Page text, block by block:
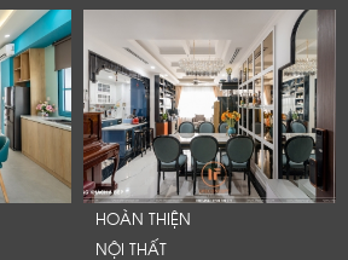
HOÀN THIỆN
NỘI THẤT